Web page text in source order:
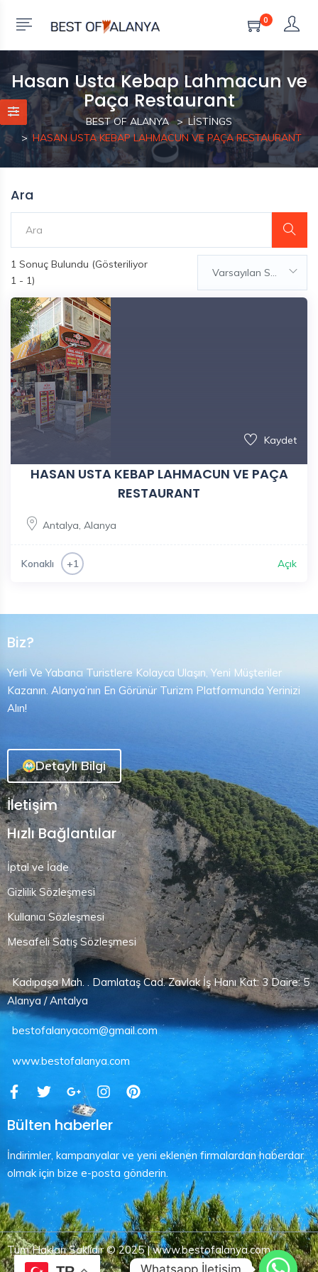
0
Hasan Usta Kebap Lahmacun ve
Paça Restaurant
BEST OF ALANYA
LISTINGS
HASAN USTA KEBAP LAHMACUN VE PAÇA RESTAURANT
Ara
1 Sonuç Bulundu (Gösteriliyor
1 - 1)
Varsayılan Sıralama
Kaydet
HASAN USTA KEBAP LAHMACUN VE PAÇA
RESTAURANT
Antalya, Alanya
Konaklı +1 Açık
Biz?
Yerli Ve Yabancı Turistlere Kolayca Ulaşın, Yeni Müşteriler
Kazanın. Alanya’nın En Görünür Turizm Platformunda Yerinizi
Alın!
Detaylı Bilgi
İletişim
Hızlı Bağlantılar
İptal ve İade
Gizlilik Sözleşmesi
Kullanıcı Sözleşmesi
Mesafeli Satış Sözleşmesi
Kadıpaşa Mah. . Damlataş Cad. Zavlak İş Hanı Kat: 3 Daire: 5
Alanya / Antalya
bestofalanyacom@gmail.com
www.bestofalanya.com
Bülten haberler
İndirimler, kampanyalar ve yeni eklenen firmalardan haberdar
olmak için bize e-posta gönderin.
Tüm Hakları Saklıdır © 2025 | www.bestofalanya.com
Whatsapp İletişim